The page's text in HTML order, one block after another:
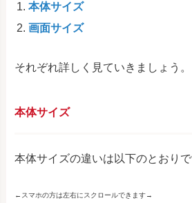
本体サイズ
画面サイズ
それぞれ詳しく見ていきましょう。
本体サイズ
本体サイズの違いは以下のとおりで
←スマホの方は左右にスクロールできます→